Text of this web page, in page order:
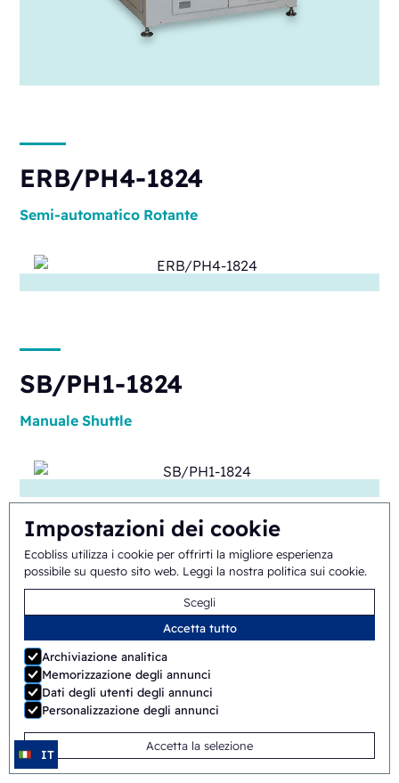
Impostazioni dei cookie
Ecobliss utilizza i cookie per offrirti la migliore esperienza
possibile su questo sito web. Leggi la nostra politica sui cookie.
Scegli
Accetta tutto
Archiviazione analitica
Memorizzazione degli annunci
Dati degli utenti degli annunci
Personalizzazione degli annunci
Accetta la selezione
ERB/PH4-1824
Semi-automatico Rotante
SB/PH1-1824
Manuale Shuttle
ERB/PH4-1418
Rotante
IT